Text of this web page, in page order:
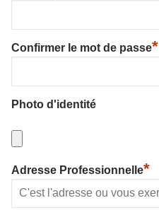
Confirmer le mot de passe*
Photo d'identité
Adresse Professionnelle*